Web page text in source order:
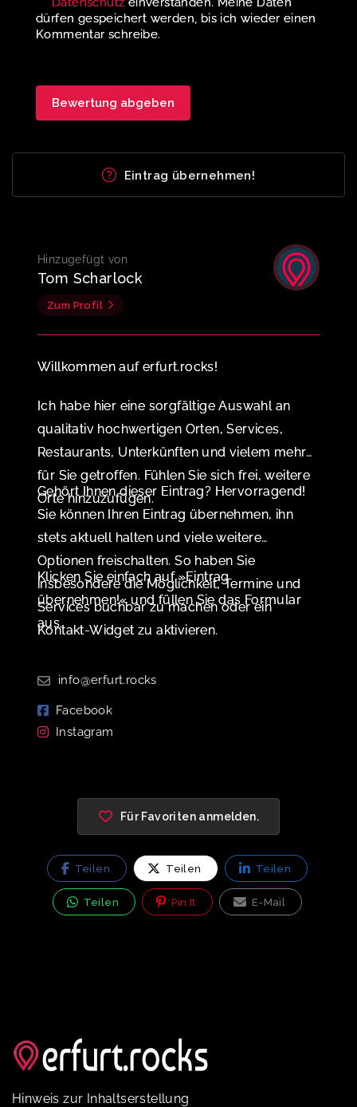
dürfen gespeichert werden, bis ich wieder einen
Kommentar schreibe.
Eintrag übernehmen!
Hinzugefügt von
Tom Scharlock
Zum Profil
Willkommen auf erfurt.rocks!
Ich habe hier eine sorgfältige Auswahl an
qualitativ hochwertigen Orten, Services,
Restaurants, Unterkünften und vielem mehr
für Sie getroffen. Fühlen Sie sich frei, weitere
Orte hinzuzufügen.
Gehört Ihnen dieser Eintrag? Hervorragend!
Sie können Ihren Eintrag übernehmen, ihn
stets aktuell halten und viele weitere
Optionen freischalten. So haben Sie
insbesondere die Möglichkeit, Termine und
Services buchbar zu machen oder ein
Kontakt-Widget zu aktivieren.
Klicken Sie einfach auf »Eintrag
übernehmen!« und füllen Sie das Formular
aus.
info@erfurt.rocks
Facebook
Instagram
Für Favoriten anmelden.
Teilen Teilen Teilen
Teilen Pin It E-Mail
Hinweis zur Inhaltserstellung